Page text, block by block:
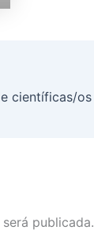
publicada.